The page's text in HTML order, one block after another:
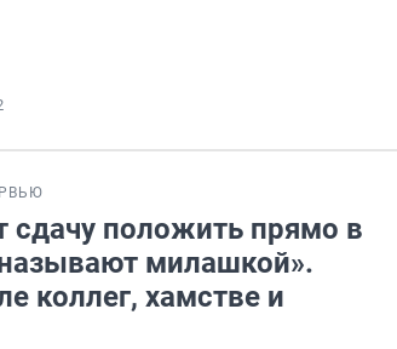
положить прямо в
милашкой».
коллег, хамстве и